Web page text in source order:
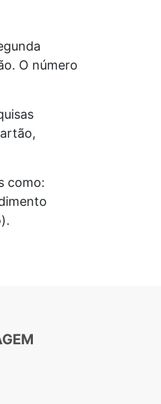
O número
como: